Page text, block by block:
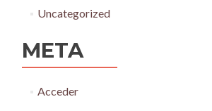
Uncategorized
META
Acceder